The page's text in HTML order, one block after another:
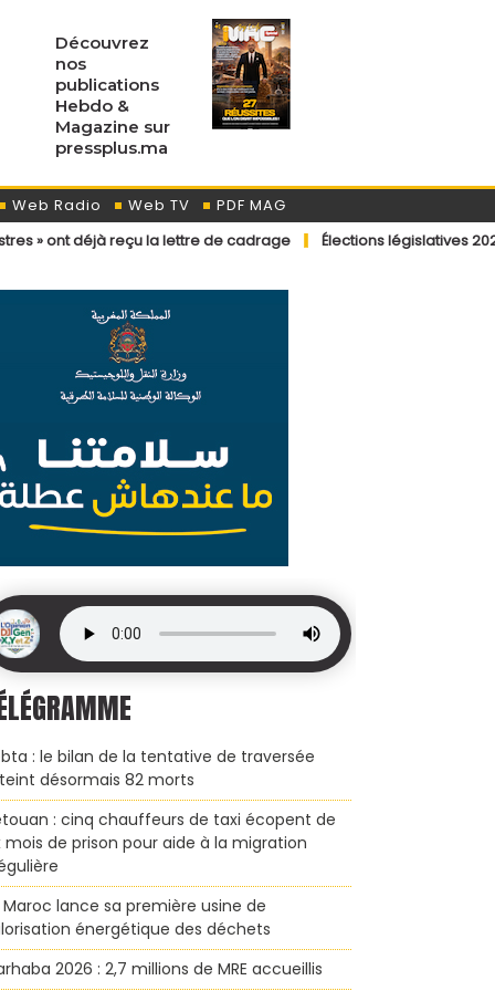
Découvrez
nos
publications
Hebdo &
Magazine sur
pressplus.ma
Web Radio Web TV
PDF MAG
la lettre de cadrage
Élections législatives 2026 : dispositions
: le bilan de la tentative de traversée
désormais 82 morts
: cinq chauffeurs de taxi écopent de
mois de prison pour aide à la migration
Maroc lance sa première usine de
énergétique des déchets
2026 : 2,7 millions de MRE accueillis